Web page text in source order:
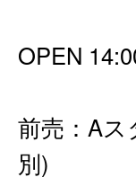
OPEN
前売：Aス
別)